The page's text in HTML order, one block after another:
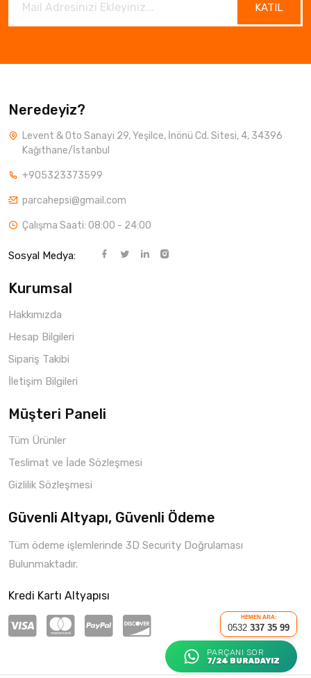
HEMEN ARA:
0532 337 35 99
PARÇANI SOR
7/24 BURADAYIZ
KATIL
Neredeyiz?
Levent & Oto Sanayi 29, Yeşilce, İnönü Cd. Sitesi, 4, 34396
Kağıthane/İstanbul
+905323373599
parcahepsi@gmail.com
Çalışma Saati: 08:00 - 24:00
Sosyal Medya:
Kurumsal
Hakkımızda
Hesap Bilgileri
Sipariş Takibi
İletişim Bilgileri
Müşteri Paneli
Tüm Ürünler
Teslimat ve İade Sözleşmesi
Gizlilik Sözleşmesi
Güvenli Altyapı, Güvenli Ödeme
Tüm ödeme işlemlerinde 3D Security Doğrulaması
Bulunmaktadır.
Kredi Kartı Altyapısı